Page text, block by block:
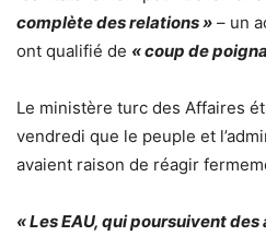
complète des relations » – un
ont qualifié de « coup de
Le ministère turc des Affaires
vendredi que le peuple et
avaient raison de réagir
« Les EAU, qui poursuivent